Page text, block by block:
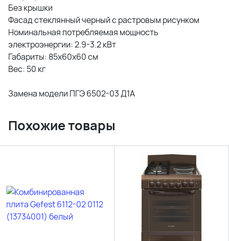
Без крышки
Фасад стеклянный черный с растровым рисунком
Номинальная потребляемая мощность
электроэнергии: 2.9-3.2 кВт
Габариты: 85х60х60 см
Вес: 50 кг
Замена модели ПГЭ 6502-03 Д1А
Похожие товары